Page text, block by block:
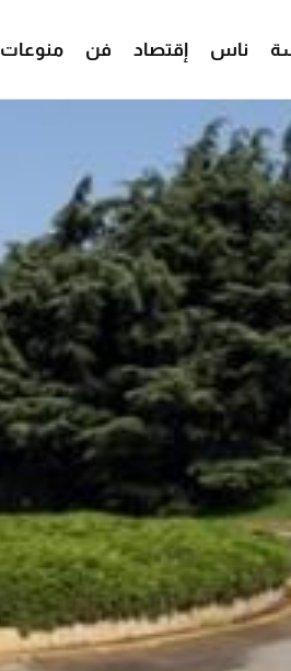
ناس إقتصاد فن منوعات